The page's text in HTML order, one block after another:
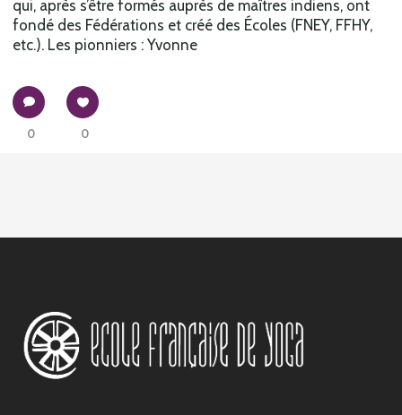
qui, après s’être formés auprès de maîtres indiens, ont
fondé des Fédérations et créé des Écoles (FNEY, FFHY,
etc.). Les pionniers : Yvonne
0 0